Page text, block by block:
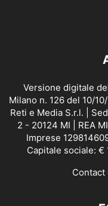
Versione digitale
Milano n. 126 del 10/
Reti e Media S.r.l. |
2 - 20124 MI | REA
Imprese
Capitale sociale:
Contact